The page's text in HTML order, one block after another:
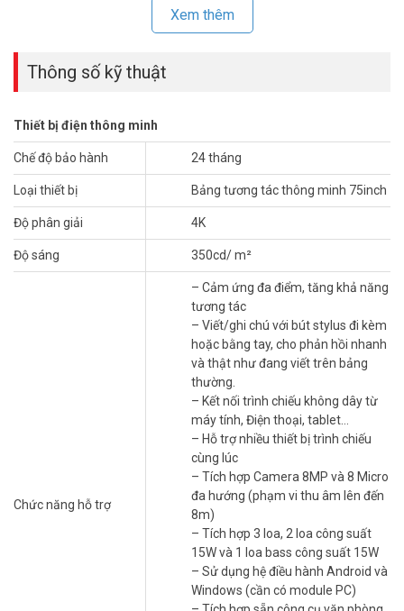
duy nhất. Độ phân giải 4K UHD với tấm nền DLED cho hình ảnh sắc
nét, tương phản cao. Góc nhìn 178° đảm bảo mọi vị trí trong phòng
loại tăng độ bền cho môi trường sử dụng thường xuyên. Gọi tư vấn
miễn phí để nhận báo giá phù hợp nhu cầu thực tế của bạn. Hotline
Camera, Micro Và Loa – Sẵn Sàng Họp Online
Ngay
Camera 8MP cùng 8 micro đa hướng thu âm trong phạm vi 8 mét
phủ toàn bộ phòng họp. Ba loa gồm 2 loa 15W và 1 loa bass 15W
cho âm thanh đầy, rõ ràng. Không cần mua thêm thiết bị hội nghị
nào khác. Đây là lý do màn hình tương tác 4K cho phòng họp dòng
MT440-C được nhiều doanh nghiệp triển khai. Để so sánh các dòng
thiết bị hội nghị theo ngân sách, xem thêmbảng so sánh thiết bị
hội nghị cho doanh nghiệp vừa và nhỏ tại Vũ Hoàng Telecom
Vân Tay, Cảm Ứng Đa Điểm Và Kết Nối Linh
Tính năng mở khóa vân tay hỗ trợ đến 256 người dùng, phù hợp
văn phòng có yêu cầu bảo mật. Cảm ứng đa điểm và bút stylus cho
phản hồi tự nhiên như viết trên bảng thường. Wifi 2 băng tần, hơn
15 cổng vật lý gồm 4 HDMI IN, 5 USB 3.0 và Display Port đáp ứng đa
dạng nhu cầu kết nối. Android tích hợp sẵn ứng dụng văn phòng,
nâng cấp lên Windows dễ dàng khi bổ sung module PC.
Màn hình tương tác tích hợp Android như dòng này phù hợp cả dạy
học lẫn họp nhóm. Xem thêm [danh mục màn hình tương tác
thông minh tại Vũ Hoàng Telecom] để chọn đúng model. Liên hệ
ngay Vũ Hoàng Telecom tư vấn lắp đặt miễn phí.
Vũ Hoàng Telecom – Hơn 16 Năm Triển
Xem thêm
Thông số kỹ thuật
Thiết bị điện thông minh
Chế độ bảo hành 24 tháng
Loại thiết bị Bảng tương tác thông minh 75inch
Độ phân giải 4K
Độ sáng 350cd/ m²
Chức năng hỗ trợ
– Cảm ứng đa điểm, tăng khả năng
tương tác
– Viết/ghi chú với bút stylus đi kèm
hoặc bằng tay, cho phản hồi nhanh
và thật như đang viết trên bảng
thường.
– Kết nối trình chiếu không dây từ
máy tính, Điện thoại, tablet…
– Hỗ trợ nhiều thiết bị trình chiếu
cùng lúc
– Tích hợp Camera 8MP và 8 Micro
đa hướng (phạm vi thu âm lên đến
8m)
– Tích hợp 3 loa, 2 loa công suất
15W và 1 loa bass công suất 15W
– Sử dụng hệ điều hành Android và
Windows (cần có module PC)